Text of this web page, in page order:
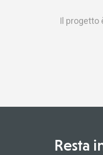
Il progetto
Resta